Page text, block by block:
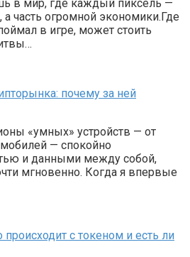
в мир, где каждый пиксель —
а часть огромной экономики.Где
в игре, может стоить
почему за ней
«умных» устройств — от
— спокойно
и данными между собой,
мгновенно. Когда я впервые
происходит с токеном и есть ли